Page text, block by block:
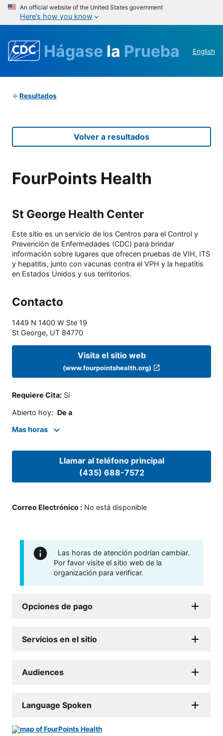
An official website of the United States government
Here’s how you know
Hágase la Prueba English
Resultados
Volver a resultados
FourPoints Health
St George Health Center
Este sitio es un servicio de los Centros para el Control y
Prevención de Enfermedades (CDC) para brindar
información sobre lugares que ofrecen pruebas de VIH, ITS
y hepatitis, junto con vacunas contra el VPH y la hepatitis
en Estados Unidos y sus territorios.
Contacto
1449 N 1400 W Ste 19
St George, UT 84770
Visita el sitio web
(www.fourpointshealth.org)
Requiere Cita: Sí
Abierto hoy: De a
Mas horas
Llamar al teléfono principal
(435) 688-7572
Correo Electrónico : No está disponible
Las horas de atención podrían cambiar.
Por favor visite el sitio web de la
organización para verificar.
Opciones de pago
Servicios en el sitio
Audiences
Language Spoken